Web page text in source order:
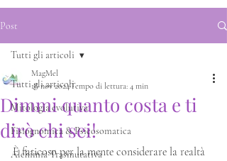
Post
Tutti gli articoli
Mitologia evolutiva
Fisiognomica & Psicosomatica
Alchimia Trasmutativa
Tutti gli articoli
Dimmi quanto costa e ti
dirò chi sei!
MagMel
18 nov 2024Tempo di lettura: 4 min
È faticoso per la mente considerare la realtà